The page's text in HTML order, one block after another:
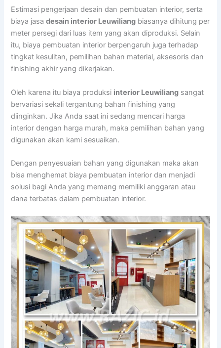
Estimasi pengerjaan desain dan pembuatan interior, serta
biaya jasadesain interior Leuwiliang biasanya dihitung per
meter persegi dari luas item yang akan diproduksi. Selain
itu, biaya pembuatan interior berpengaruh juga terhadap
tingkat kesulitan, pemilihan bahan material, aksesoris dan
finishing akhir yang dikerjakan.
Oleh karena itu biaya produksi interior Leuwiliang sangat
bervariasi sekali tergantung bahan finishing yang
diinginkan. Jika Anda saat ini sedang mencari harga
interior dengan harga murah, maka pemilihan bahan yang
digunakan akan kami sesuaikan.
Dengan penyesuaian bahan yang digunakan maka akan
bisa menghemat biaya pembuatan interior dan menjadi
solusi bagi Anda yang memang memiliki anggaran atau
dana terbatas dalam pembuatan interior.